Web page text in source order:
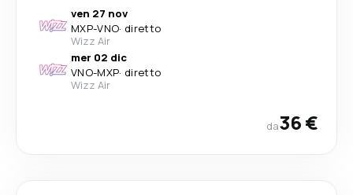
ven 27 nov
MXP-VNO· diretto
Wizz Air
mer 02 dic
VNO-MXP· diretto
Wizz Air
da36 €